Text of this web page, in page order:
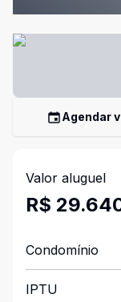
Agendar
Valor aluguel
R$
Condomínio
IPTU